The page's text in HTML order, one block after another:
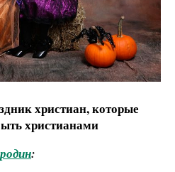
христиан, которые
христианами
: